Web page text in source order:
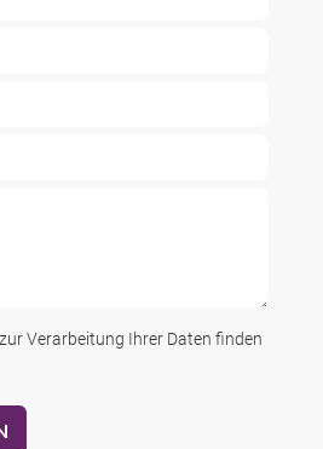
Verarbeitung Ihrer Daten finden